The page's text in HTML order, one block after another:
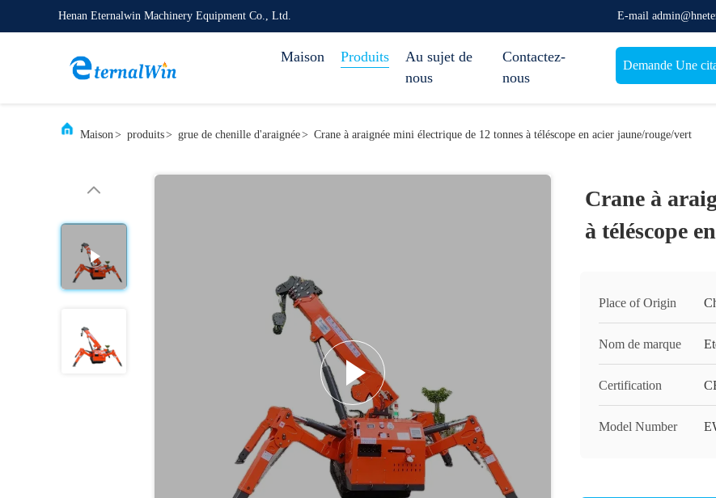
Henan Eternalwin Machinery Equipment Co., Ltd. E-mail
Maison Produits
Au sujet de
nous
Contactez-
nous
Demande Une
Maison> produits> grue de chenille d'araignée> Crane à araignée mini électrique de 12 tonnes à téléscope en acier jaune/rouge/vert
Crane à
à téléscope
Place of Origin
Nom de marque
Certification
Model Number